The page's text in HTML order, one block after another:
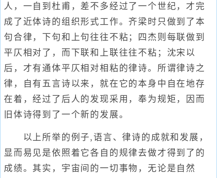
人，一自到杜甫，差不多经过了一个世纪，才完
成了近体诗的组织形式工作。齐梁时只做到了本
句合律，下句和上句往往不粘；四杰则每联做到
平仄相对了，而下联和上联往往不粘；沈宋以
后，才有通体平仄相对相粘的律诗。所谓律诗之
律，自有五言诗以来，就在它的本身中自在地存
在着，经过了后人的发现采用，奉为规矩，因而
旧体诗得到了一个新的发展。
以上所举的例子,语言、律诗的成就和发展，
显而易见是依照着它各自的规律去做才得到了的
成绩。其实，宇宙间的一切事物，无论是自然